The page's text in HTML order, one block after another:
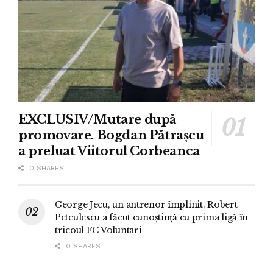
EXCLUSIV/Mutare după
promovare. Bogdan Pătrașcu
a preluat Viitorul Corbeanca
0 SHARES
George Jecu, un antrenor împlinit. Robert
Petculescu a făcut cunoștință cu prima ligă în
tricoul FC Voluntari
0 SHARES